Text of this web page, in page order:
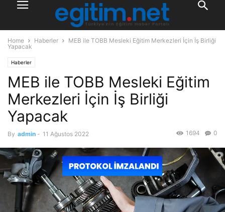
Home Haberler
MEB ile TOBB Mesleki Eğitim Merkezleri İçin İş Birliği
Yapacak
Haberler
MEB ile TOBB Mesleki Eğitim
Merkezleri İçin İş Birliği
Yapacak
By admin - 11 Ağustos 2022 0
1694